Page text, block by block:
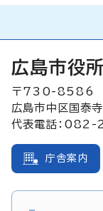
広島市役所
〒730-8586
広島市中区国泰
代表電話：
庁舎案内